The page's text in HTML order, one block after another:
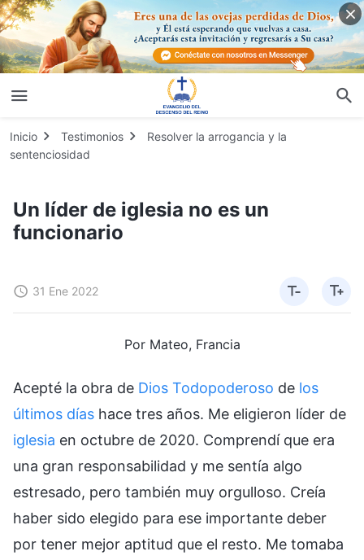
Inicio Testimonios
Resolver la arrogancia y la
sentenciosidad
Un líder de iglesia no es un
funcionario
31 Ene 2022
Por Mateo, Francia
Acepté la obra de Dios Todopoderoso de los
últimos días hace tres años. Me eligieron líder de
iglesia en octubre de 2020. Comprendí que era
una gran responsabilidad y me sentía algo
estresado, pero también muy orgulloso. Creía
haber sido elegido para ese importante deber
por tener mejor aptitud que el resto. Me tomaba